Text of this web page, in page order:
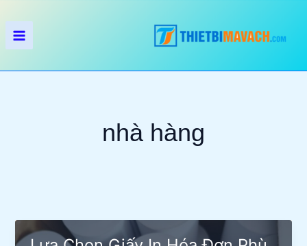
tới
nội
nhà hàng